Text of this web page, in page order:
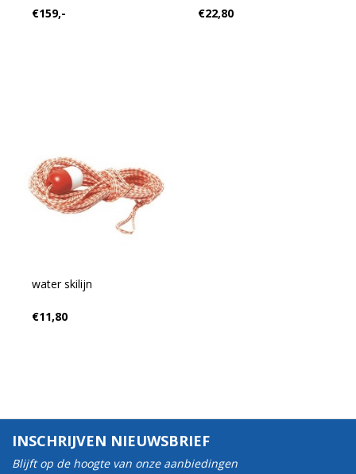
€159,- €22,80
water skilijn
€11,80
INSCHRIJVEN NIEUWSBRIEF
Blijft op de hoogte van onze aanbiedingen